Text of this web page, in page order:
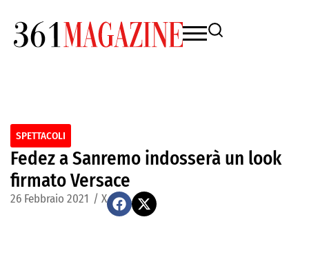
SPETTACOLI
Fedez a Sanremo indosserà un look
firmato Versace
26 Febbraio 2021 / X